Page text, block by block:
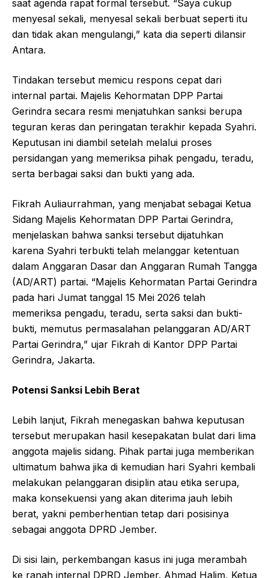
saat agenda rapat formal tersebut. “Saya cukup
menyesal sekali, menyesal sekali berbuat seperti itu
dan tidak akan mengulangi,” kata dia seperti dilansir
Antara.
Tindakan tersebut memicu respons cepat dari
internal partai. Majelis Kehormatan DPP Partai
Gerindra secara resmi menjatuhkan sanksi berupa
teguran keras dan peringatan terakhir kepada Syahri.
Keputusan ini diambil setelah melalui proses
persidangan yang memeriksa pihak pengadu, teradu,
serta berbagai saksi dan bukti yang ada.
Fikrah Auliaurrahman, yang menjabat sebagai Ketua
Sidang Majelis Kehormatan DPP Partai Gerindra,
menjelaskan bahwa sanksi tersebut dijatuhkan
karena Syahri terbukti telah melanggar ketentuan
dalam Anggaran Dasar dan Anggaran Rumah Tangga
(AD/ART) partai. “Majelis Kehormatan Partai Gerindra
pada hari Jumat tanggal 15 Mei 2026 telah
memeriksa pengadu, teradu, serta saksi dan bukti-
bukti, memutus permasalahan pelanggaran AD/ART
Partai Gerindra,” ujar Fikrah di Kantor DPP Partai
Gerindra, Jakarta.
Potensi Sanksi Lebih Berat
Lebih lanjut, Fikrah menegaskan bahwa keputusan
tersebut merupakan hasil kesepakatan bulat dari lima
anggota majelis sidang. Pihak partai juga memberikan
ultimatum bahwa jika di kemudian hari Syahri kembali
melakukan pelanggaran disiplin atau etika serupa,
maka konsekuensi yang akan diterima jauh lebih
berat, yakni pemberhentian tetap dari posisinya
sebagai anggota DPRD Jember.
Di sisi lain, perkembangan kasus ini juga merambah
ke ranah internal DPRD Jember. Ahmad Halim, Ketua